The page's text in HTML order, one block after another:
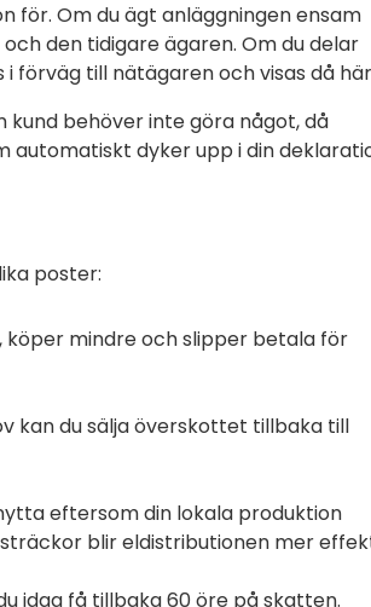
för. Om du ägt anläggningen ensam
den tidigare ägaren. Om du delar
förväg till nätägaren och visas då
behöver inte göra något, då
dyker upp i din
poster:
köper mindre och slipper betala för
kan du sälja överskottet tillbaka till
eftersom din lokala produktion
blir eldistributionen mer
idag få tillbaka 60 öre på skatten.